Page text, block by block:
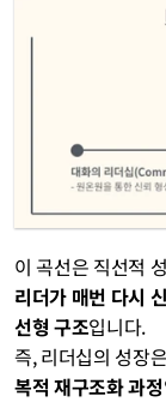
이 곡선은 직선적
리더가 매번 다시
선형 구조입니다.
즉, 리더십의 성장
복적 재구조화 과정